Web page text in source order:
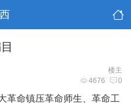
楼主
4676 0
革命镇压革命师生、革命工